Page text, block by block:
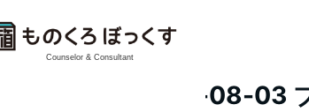
Counselor & Consultant
日々此雑記：2014-08-03